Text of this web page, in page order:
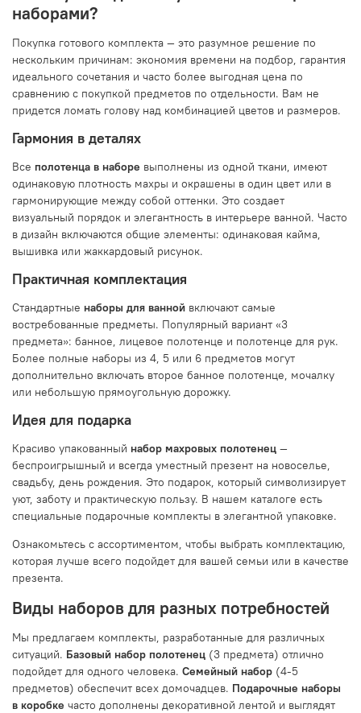
наборами?
Покупка готового комплекта — это разумное решение по
нескольким причинам: экономия времени на подбор, гарантия
идеального сочетания и часто более выгодная цена по
сравнению с покупкой предметов по отдельности. Вам не
придется ломать голову над комбинацией цветов и размеров.
Гармония в деталях
Все полотенца в наборе выполнены из одной ткани, имеют
одинаковую плотность махры и окрашены в один цвет или в
гармонирующие между собой оттенки. Это создает
визуальный порядок и элегантность в интерьере ванной. Часто
в дизайн включаются общие элементы: одинаковая кайма,
вышивка или жаккардовый рисунок.
Практичная комплектация
Стандартные наборы для ванной включают самые
востребованные предметы. Популярный вариант «3
предмета»: банное, лицевое полотенце и полотенце для рук.
Более полные наборы из 4, 5 или 6 предметов могут
дополнительно включать второе банное полотенце, мочалку
или небольшую прямоугольную дорожку.
Идея для подарка
Красиво упакованный набор махровых полотенец —
беспроигрышный и всегда уместный презент на новоселье,
свадьбу, день рождения. Это подарок, который символизирует
уют, заботу и практическую пользу. В нашем каталоге есть
специальные подарочные комплекты в элегантной упаковке.
Ознакомьтесь с ассортиментом, чтобы выбрать комплектацию,
которая лучше всего подойдет для вашей семьи или в качестве
презента.
Виды наборов для разных потребностей
Мы предлагаем комплекты, разработанные для различных
ситуаций. Базовый набор полотенец (3 предмета) отлично
подойдет для одного человека. Семейный набор (4-5
предметов) обеспечит всех домочадцев. Подарочные наборы
в коробке часто дополнены декоративной лентой и выглядят